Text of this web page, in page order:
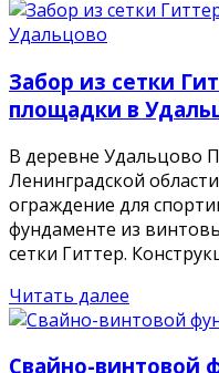
Забор из сетки
площадки в
В деревне Удальцово
Ленинградской
ограждение для
фундаменте из
сетки Гиттер.
Читать далее
Свайно-винтовой